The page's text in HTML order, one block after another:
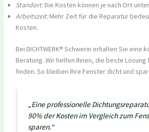
Standort:Die Kosten können je nach Ort
Arbeitszeit:Mehr Zeit für die Reparatur
Kosten.
Bei DICHTWERK® Schwerin erhalten Sie eine
Beratung. Wir helfen Ihnen, die beste Lösung
finden. So bleiben Ihre Fenster dicht und
„Eine professionelle
90% der Kosten im Vergleich zum
sparen.“